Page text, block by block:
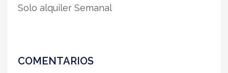
Solo alquiler Semanal
COMENTARIOS